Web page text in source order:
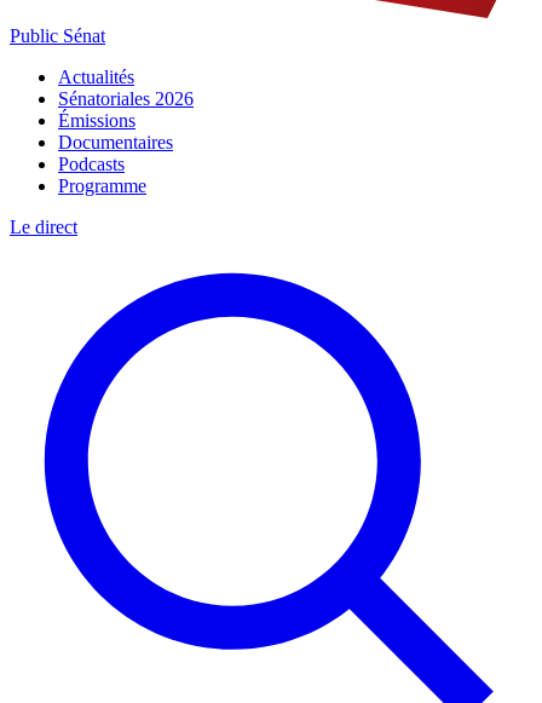
Public Sénat
Actualités
Sénatoriales 2026
Émissions
Documentaires
Podcasts
Programme
Le direct